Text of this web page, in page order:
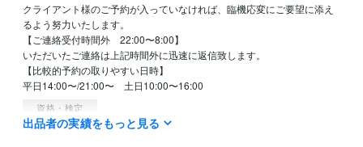
クライアント様のご予約が入っていなければ、臨機応変にご要望に添え
るよう努力いたします。
【ご連絡受付時間外　22:00〜8:00】
いただいたご連絡は上記時間外に迅速に返信致します。
【比較的予約の取りやすい日時】
平日14:00〜/21:00〜　土日10:00〜16:00
資格・検定
ウェルスダイナミクスプラクティショナー
出品者の実績をもっと見る